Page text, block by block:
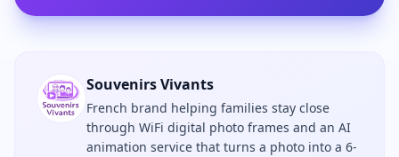
Souvenirs Vivants
French brand helping families stay close
through WiFi digital photo frames and an AI
animation service that turns a photo into a 6-